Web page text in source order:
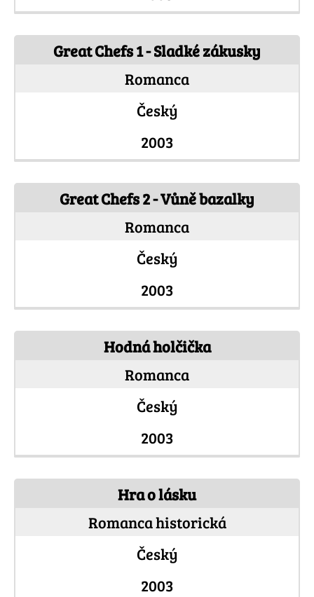
Great Chefs 1 - Sladké zákusky
Romanca
Český
2003
Great Chefs 2 - Vůně bazalky
Romanca
Český
2003
Hodná holčička
Romanca
Český
2003
Hra o lásku
Romanca historická
Český
2003